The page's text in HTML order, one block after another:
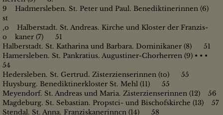
9 Hadmersleben. St. Peter und Paul. Benediktinerinnen (6)
st
,o Halberstadt. St. Andreas. Kirche und Kloster der Franzis-
o kaner (7) 51
Halberstadt. St. Katharina und Barbara. Dominikaner (8) 51
Hamersleben. St. Pankratius. Augustiner-Chorherren (9) • • •
54
Hedersleben. St. Gertrud. Zisterzienserinnen (to) 55
Huysburg. Benediktinerkloster St. Mehl (11) 55
Meyendorf. St. Andreas und Maria. Zisterzienserinnen (12) 56
Magdeburg. St. Sebastian. Propstci- und Bischofskirche (13) 57
Stendal. St. Anna. Franziskanerinncn (14) 58